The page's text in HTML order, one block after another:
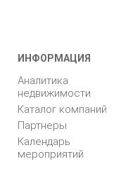
ИНФОРМАЦИЯ
Аналитика
недвижимости
Каталог компаний
Партнеры
Календарь
мероприятий